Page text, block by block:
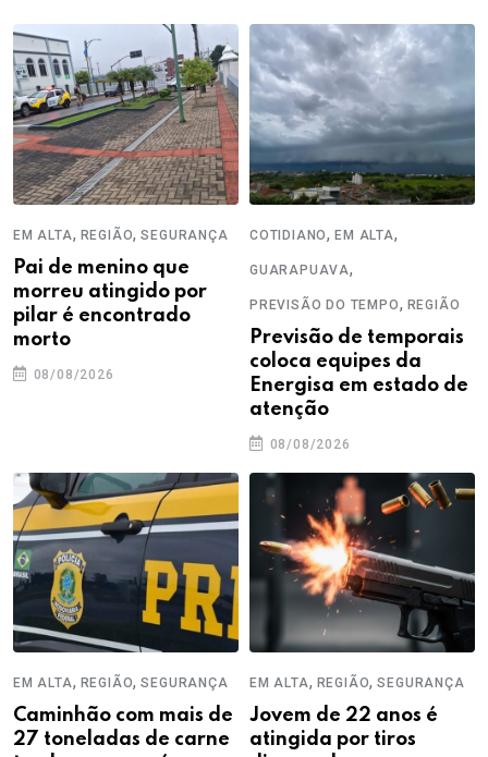
EM ALTA, REGIÃO,SEGURANÇA
Pai de menino que
morreu atingido por
pilar é encontrado
morto
08/08/2026
COTIDIANO,EM ALTA,
GUARAPUAVA,
PREVISÃO DO TEMPO, REGIÃO
Previsão de temporais
coloca equipes da
Energisa em estado de
atenção
08/08/2026
EM ALTA, REGIÃO,SEGURANÇA
Caminhão com mais de
27 toneladas de carne
EM ALTA, REGIÃO,SEGURANÇA
Jovem de 22 anos é
atingida por tiros